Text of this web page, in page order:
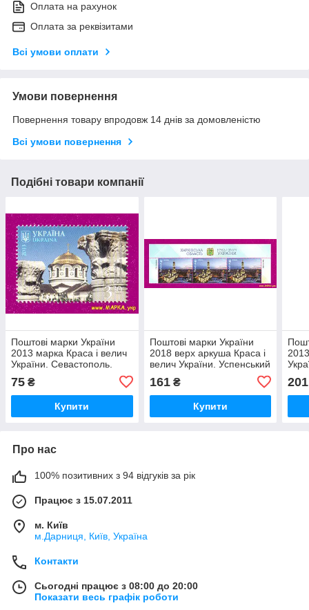
Оплата на рахунок
Оплата за реквізитами
Всі умови оплати
Умови повернення
Повернення товару впродовж 14 днів за домовленістю
Всі умови повернення
Подібні товари компанії
Поштові марки України
2013 марка Краса і велич
України. Севастополь.
Володимирський собор в
Херсонесі
75 ₴
Купити
Поштові марки України
2018 верх аркуша Краса і
велич України. Успенський
161₴
Купити
201
Про нас
100% позитивних з 94 відгуків за рік
Працює з 15.07.2011
м. Київ
м.Дарниця, Київ, Україна
Контакти
Сьогодні працює з 08:00 до 20:00
Показати весь графік роботи